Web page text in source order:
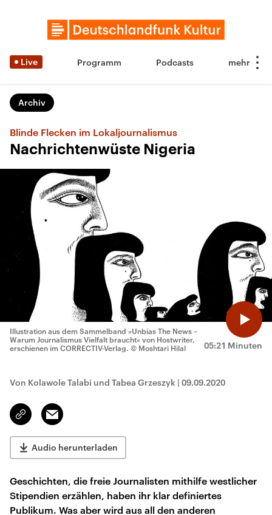
Live Programm Podcasts
Archiv
Blinde Flecken im Lokaljournalismus
Nachrichtenwüste Nigeria
05:21 Minuten
Illustration aus dem Sammelband »Unbias The News –
Warum Journalismus Vielfalt braucht« von Hostwriter,
erschienen im CORRECTIV-Verlag. © Moshtari Hilal
Von Kolawole Talabi und Tabea Grzeszyk | 09.09.2020
Link
kopieren/teilen
Email
Audio herunterladen
Geschichten, die freie Journalisten mithilfe westlicher
Stipendien erzählen, haben ihr klar definiertes
Publikum. Was aber wird aus all den anderen